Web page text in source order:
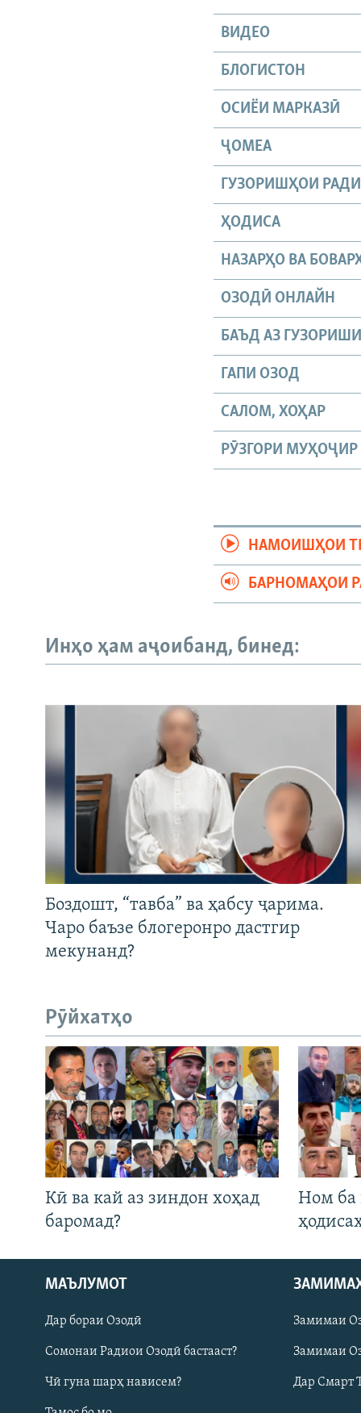
Русский
ПАЙГИРӢ КУНЕД
ВИДЕО
БЛОГИСТОН
ОСИЁИ МАРКАЗӢ
ҶОМEА
ГУЗОРИШҲОИ
ҲОДИСА
НАЗАРҲО ВА
ОЗОДӢ ОНЛАЙН
БАЪД АЗ
ГАПИ ОЗОД
САЛОМ, ХОҲАР
РӮЗГОРИ МУҲОҶИР
НАМОИШҲОИ
БАРНОМАҲОИ
Инҳо ҳам аҷоибанд, бинед:
Боздошт, “тавба” ва ҳабсу ҷарима.
Чаро баъзе блогеронро дастгир
мекунанд?
Рӯйхатҳо
Кӣ ва кай аз зиндон хоҳад
баромад?
Ном ба
МАЪЛУМОТ
Дар бораи Озодӣ
Сомонаи Радиои Озодӣ бастааст?
Чӣ гуна шарҳ нависем?
Замимаи
Замимаи
Дар Смарт